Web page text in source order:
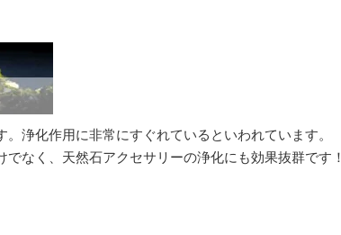
浄化作用に非常にすぐれているといわれています。
なく、天然石アクセサリーの浄化にも効果抜群です！